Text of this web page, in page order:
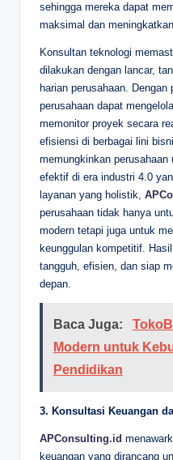
sehingga mereka dapat
maksimal dan
Konsultan teknologi
dilakukan dengan lancar,
harian perusahaan.
perusahaan dapat
memonitor proyek secara
efisiensi di berbagai lini
memungkinkan
efektif di era industri 4.0
layanan yang holistik,
perusahaan tidak hanya
modern tetapi juga untuk
keunggulan kompetitif.
tangguh, efisien, dan siap
depan.
Baca Juga:
Modern untuk
Pendidikan
3. Konsultasi Keuangan
APConsulting.id
keuangan yang dirancang